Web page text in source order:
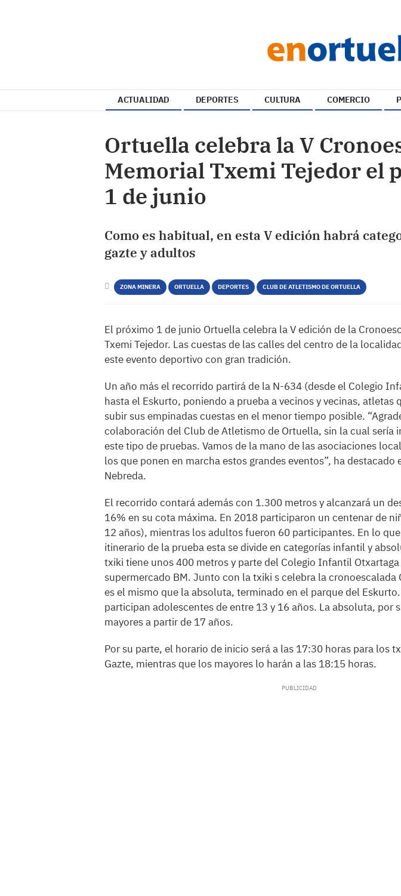
ACTUALIDAD DEPORTES CULTURA COMERCIO
Ortuella celebra la V
Memorial Txemi Tejedor el
1 de junio
Como es habitual, en esta V edición habrá
gazte y adultos
ZONA MINERA ORTUELLA DEPORTES CLUB DE ATLETISMO DE ORTUELLA
El próximo 1 de junio Ortuella celebra la V edición de la
Txemi Tejedor. Las cuestas de las calles del centro de la
este evento deportivo con gran tradición.
Un año más el recorrido partirá de la N-634 (desde el Colegio
hasta el Eskurto, poniendo a prueba a vecinos y vecinas, atletas
subir sus empinadas cuestas en el menor tiempo posible.
colaboración del Club de Atletismo de Ortuella, sin la cual sería
este tipo de pruebas. Vamos de la mano de las asociaciones
los que ponen en marcha estos grandes eventos”, ha destacado
Nebreda.
El recorrido contará además con 1.300 metros y alcanzará un
16% en su cota máxima. En 2018 participaron un centenar de
12 años), mientras los adultos fueron 60 participantes. En lo
itinerario de la prueba esta se divide en categorías infantil y
txiki tiene unos 400 metros y parte del Colegio Infantil Otxartaga
supermercado BM. Junto con la txiki s celebra la cronoescalada
es el mismo que la absoluta, terminado en el parque del
participan adolescentes de entre 13 y 16 años. La absoluta, por
mayores a partir de 17 años.
Por su parte, el horario de inicio será a las 17:30 horas para los
Gazte, mientras que los mayores lo harán a las 18:15 horas.